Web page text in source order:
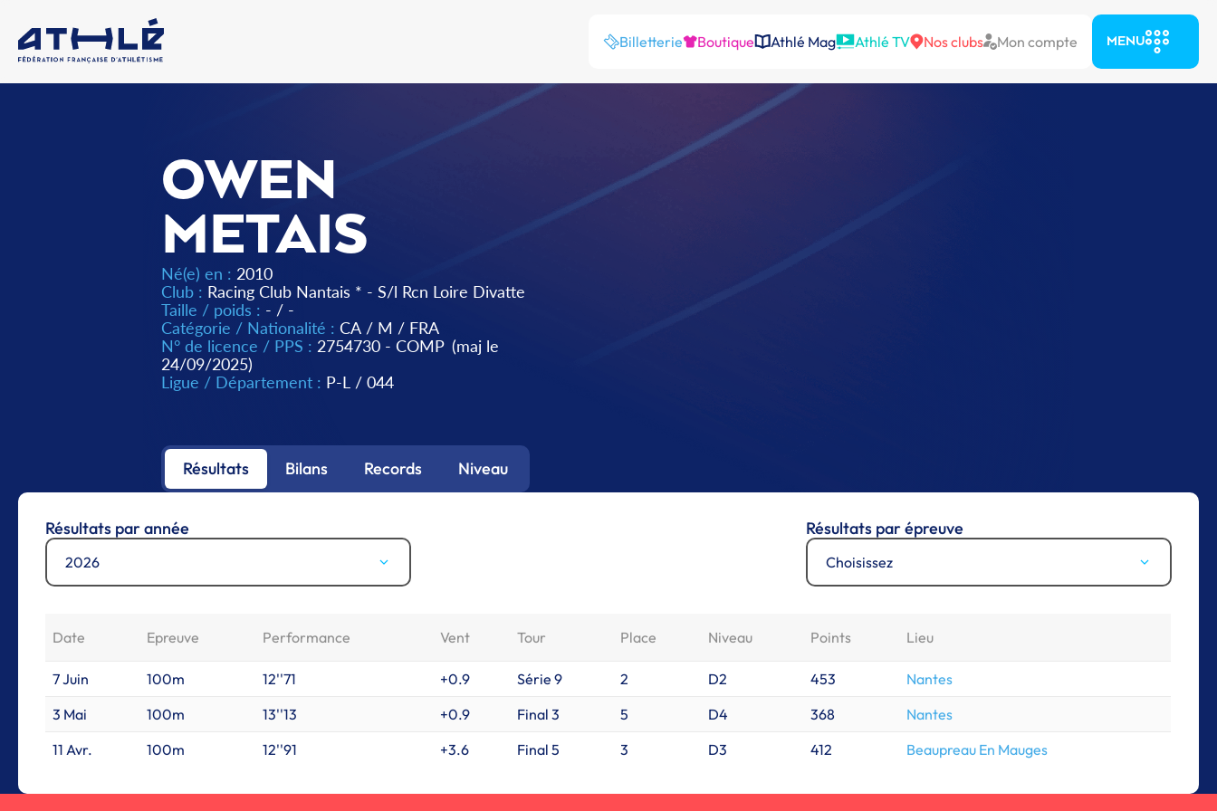
Billetterie Boutique Athlé Mag Athlé TV Nos clubs Mon compte MENU
OWEN
METAIS
Né(e) en : 2010
Club : Racing Club Nantais * - S/l Rcn Loire Divatte
Taille / poids : - / -
Catégorie / Nationalité :CA / M / FRA
N° de licence / PPS : 2754730 - COMP (maj le
24/09/2025)
Ligue / Département : P-L / 044
Résultats Bilans Records Niveau
Résultats par année
2026
Résultats par épreuve
Choisissez
Date Epreuve Performance Vent Tour Place Niveau Points Lieu
7 Juin 100m 12''71 +0.9 Série 9 2 D2 453
Nantes
3 Mai
100m 13''13 +0.9 Final 3 5 D4 368
Nantes
11 Avr.
100m 12''91 +3.6 Final 5 3 D3 412 Beaupreau En Mauges